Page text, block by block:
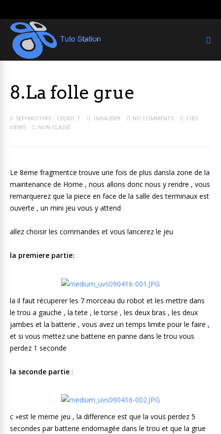
8.La folle grue
SEPHIROTHFF - CEDRIC T 16/04/2009 NO COMMENTS
2183
VIEWS
NON CLASSÉ
Le 8eme fragmentce trouve une fois de plus dansla zone de la
maintenance de Home , nous allons donc nous y rendre , vous
remarquerez que la piece en face de la salle des terminaux est
ouverte , un mini jeu vous y attend
allez choisir les commandes et vous lancerez le jeu
la premiere partie:
la il faut récuperer les 7 morceau du robot et les mettre dans
le trou a gauche , la tete , le torse , les deux bras , les deux
jambes et la batterie , vous avez un temps limite pour le faire ,
et si vous mettez une batterie en panne dans le trou vous
perdez 1 seconde
la seconde partie :
c »est le meme jeu , la difference est que la vous perdez 5
secondes par batterie endomagée dans le trou et que la grue